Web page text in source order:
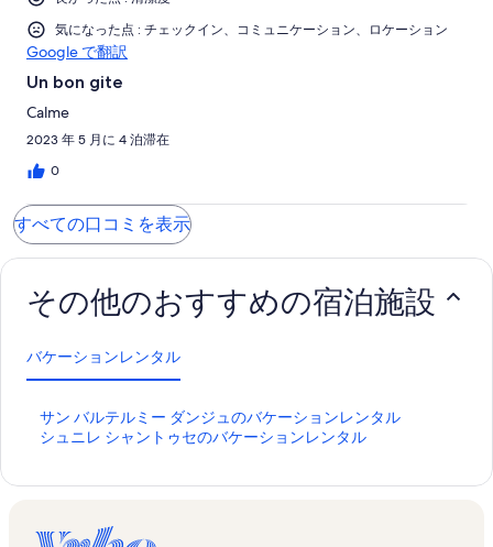
気になった点 : チェックイン、コミュニケーション、ロケーション
Google で翻訳
Un bon gite
Calme
2023 年 5 月に 4 泊滞在
0
すべての口コミを表示
その他のおすすめの宿泊施設
バケーションレンタル
サン バルテルミー ダンジュのバケーションレンタル
サ
ン
ミ
シュニレ シャントゥセのバケーションレンタル
シ
ャ